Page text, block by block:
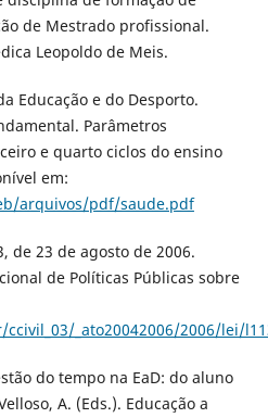
de Mestrado profissional.
Leopoldo de Meis.
Educação e do Desporto.
Parâmetros
e quarto ciclos do ensino
em:
arquivos/pdf/saude.pdf
de 23 de agosto de 2006.
de Polí­ticas Públicas sobre
_ato20042006/2006/lei/
do tempo na EaD: do aluno
A. (Eds.). Educação a